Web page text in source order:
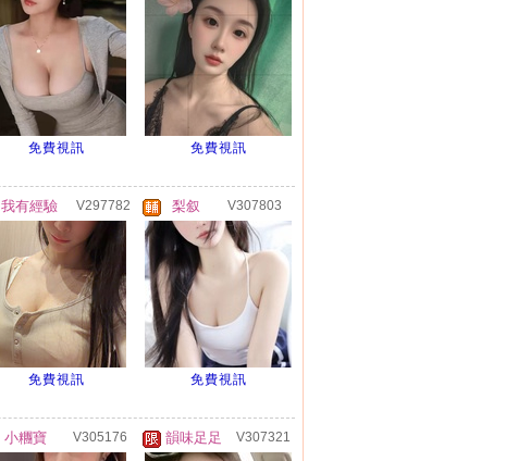
免費視訊 免費視訊
我有經驗 V297782
免費視訊
梨叙 V307803
免費視訊
小糰寶 V305176 韻味足足 V307321